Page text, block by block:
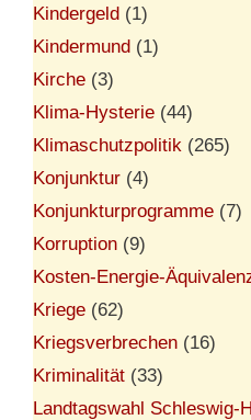
Kindergeld (1)
Kindermund (1)
Kirche (3)
Klima-Hysterie (44)
Klimaschutzpolitik (265)
Konjunktur (4)
Konjunkturprogramme (7)
Korruption (9)
Kosten-Energie-
Kriege (62)
Kriegsverbrechen (16)
Kriminalität (33)
Landtagswahl Schleswig-